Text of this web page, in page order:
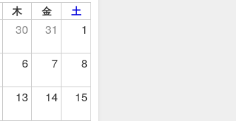
木 金 土
30 31 1
6 7 8
13 14 15